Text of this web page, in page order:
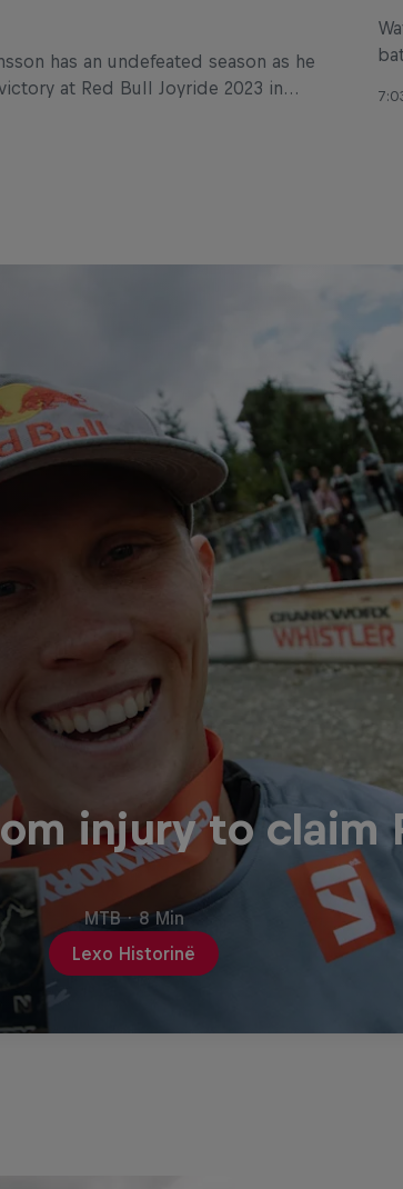
has an undefeated season as he
at Red Bull Joyride 2023 in
injury to claim
Lexo Historinë
MTB · 8 Min